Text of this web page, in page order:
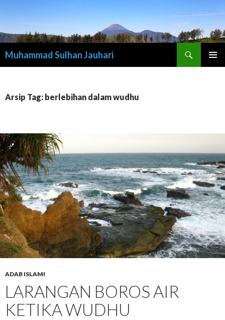
Muhammad Sulhan Jauhari
Arsip Tag: berlebihan dalam wudhu
ADAB ISLAMI
LARANGAN BOROS AIR
KETIKA WUDHU